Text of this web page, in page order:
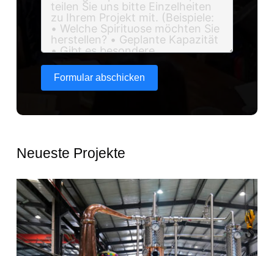
Formular abschicken
Neueste Projekte